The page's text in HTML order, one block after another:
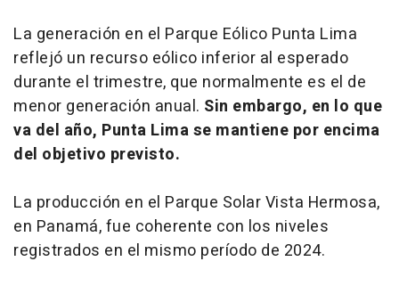
La generación en el Parque Eólico Punta Lima
reflejó un recurso eólico inferior al esperado
durante el trimestre, que normalmente es el de
menor generación anual. Sin embargo, en lo que
va del año, Punta Lima se mantiene por encima
del objetivo previsto.
La producción en el Parque Solar Vista Hermosa,
en Panamá, fue coherente con los niveles
registrados en el mismo período de 2024.